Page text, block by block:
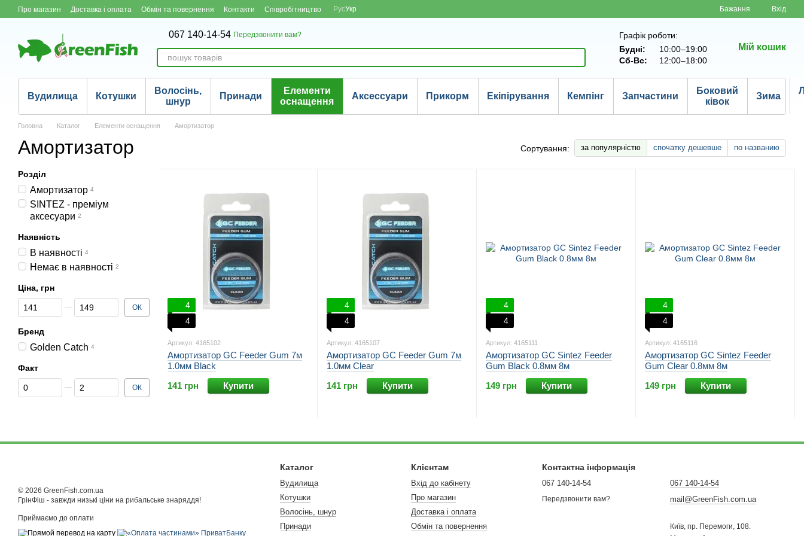
Перейти до основного контенту
Про магазин Доставка і оплата Обмін та повернення Контакти Співробітництво РусУкр Бажання Вхід
067 140-14-54 Передзвонити вам?
Графік роботи:
Будні:
10:00–19:00
Сб-Вс:
12:00–18:00
Мій кошик
Вудилища Котушки
Волосінь,
шнур
Принади
Елементи
оснащення
Аксессуари Прикорм Екіпірування Кемпінг Запчастини
Боковий
ківок
Зима
Головна Каталог Елементи оснащення Амортизатор
Амортизатор Сортування: за популярністю спочатку дешевше по названию
4
4
Артикул: 4165102
Амортизатор GC Feeder Gum 7м
1.0мм Black
141 грн
Купити
4
4
Артикул: 4165107
Амортизатор GC Feeder Gum 7м
1.0мм Clear
141 грн
Купити
4
4
Артикул: 4165111
Амортизатор GC Sintez Feeder
Gum Black 0.8мм 8м
149 грн
Купити
4
4
Артикул: 4165116
Амортизатор GC Sintez Feeder
Gum Clear 0.8мм 8м
149 грн
Купити
Розділ
Амортизатор 4
SINTEZ - преміум
аксесуари 2
Наявність
В наявності 4
Немає в наявності 2
Ціна, грн
Від Ціна, грн
До Ціна, грн ОК
Бренд
Golden Catch 4
Факт
Від Факт
До Факт ОК
© 2026 GreenFish.com.ua
ГрінФіш - завжди низькі ціни на рибальське знаряддя!
Приймаємо до оплати
Каталог
Вудилища
Котушки
Волосінь, шнур
Принади
Клієнтам
Вхід до кабінету
Про магазин
Доставка і оплата
Обмін та повернення
Контактна інформація
067 140-14-54
Передзвонити вам?
067 140-14-54
mail@GreenFish.com.ua
Київ, пр. Перемоги, 108.